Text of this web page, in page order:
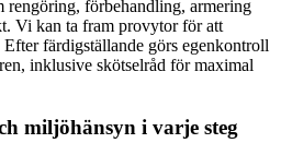
rengöring, förbehandling, armering
Vi kan ta fram provytor för att
färdigställande görs egenkontroll
inklusive skötselråd för maximal
miljöhänsyn i varje steg